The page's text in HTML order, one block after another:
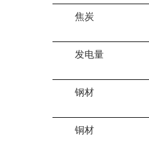
焦炭
发电量
钢材
铜材